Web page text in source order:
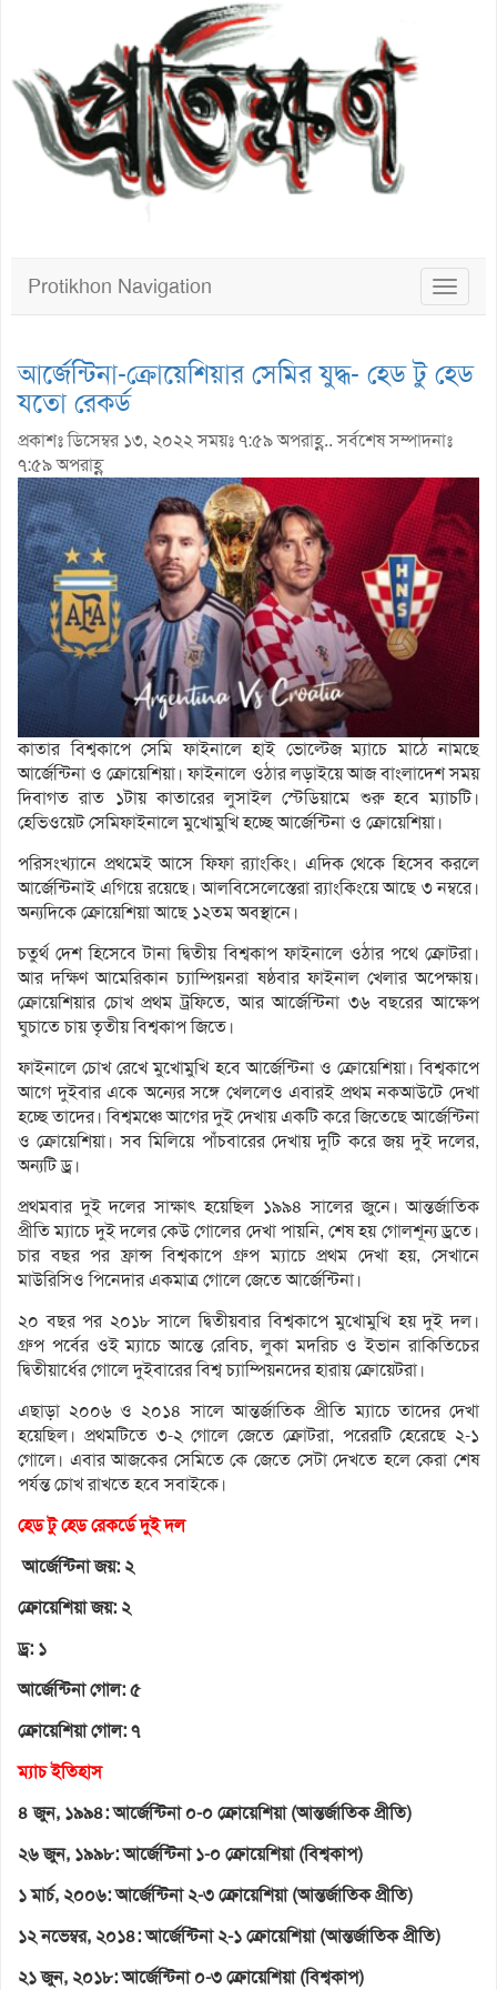
Toggle
Protikhon Navigation
আর্জেন্টিনা-ক্রোয়েশিয়ার সেমির যুদ্ধ- হেড টু হেড
যতো রেকর্ড
প্রকাশঃ ডিসেম্বর ১৩, ২০২২ সময়ঃ ৭:৫৯ অপরাহ্ণ.. সর্বশেষ সম্পাদনাঃ
৭:৫৯ অপরাহ্ণ
কাতার বিশ্বকাপে সেমি ফাইনালে হাই ভোল্টেজ ম্যাচে মাঠে নামছে
আর্জেন্টিনা ও ক্রোয়েশিয়া। ফাইনালে ওঠার লড়াইয়ে আজ বাংলাদেশ সময়
দিবাগত রাত ১টায় কাতারের লুসাইল স্টেডিয়ামে শুরু হবে ম্যাচটি।
হেভিওয়েট সেমিফাইনালে মুখোমুখি হচ্ছে আর্জেন্টিনা ও ক্রোয়েশিয়া।
পরিসংখ্যানে প্রথমেই আসে ফিফা র‍্যাংকিং। এদিক থেকে হিসেব করলে
আর্জেন্টিনাই এগিয়ে রয়েছে। আলবিসেলেস্তেরা র‍্যাংকিংয়ে আছে ৩ নম্বরে।
অন্যদিকে ক্রোয়েশিয়া আছে ১২তম অবস্থানে।
চতুর্থ দেশ হিসেবে টানা দ্বিতীয় বিশ্বকাপ ফাইনালে ওঠার পথে ক্রোটরা।
আর দক্ষিণ আমেরিকান চ্যাম্পিয়নরা ষষ্ঠবার ফাইনাল খেলার অপেক্ষায়।
ক্রোয়েশিয়ার চোখ প্রথম ট্রফিতে, আর আর্জেন্টিনা ৩৬ বছরের আক্ষেপ
ঘুচাতে চায় তৃতীয় বিশ্বকাপ জিতে।
ফাইনালে চোখ রেখে মুখোমুখি হবে আর্জেন্টিনা ও ক্রোয়েশিয়া। বিশ্বকাপে
আগে দুইবার একে অন্যের সঙ্গে খেললেও এবারই প্রথম নকআউটে দেখা
হচ্ছে তাদের। বিশ্বমঞ্চে আগের দুই দেখায় একটি করে জিতেছে আর্জেন্টিনা
ও ক্রোয়েশিয়া। সব মিলিয়ে পাঁচবারের দেখায় দুটি করে জয় দুই দলের,
অন্যটি ড্র।
প্রথমবার দুই দলের সাক্ষাৎ হয়েছিল ১৯৯৪ সালের জুনে। আন্তর্জাতিক
প্রীতি ম্যাচে দুই দলের কেউ গোলের দেখা পায়নি, শেষ হয় গোলশূন্য ড্রতে।
চার বছর পর ফ্রান্স বিশ্বকাপে গ্রুপ ম্যাচে প্রথম দেখা হয়, সেখানে
মাউরিসিও পিনেদার একমাত্র গোলে জেতে আর্জেন্টিনা।
২০ বছর পর ২০১৮ সালে দ্বিতীয়বার বিশ্বকাপে মুখোমুখি হয় দুই দল।
গ্রুপ পর্বের ওই ম্যাচে আন্তে রেবিচ, লুকা মদরিচ ও ইভান রাকিতিচের
দ্বিতীয়ার্ধের গোলে দুইবারের বিশ্ব চ্যাম্পিয়নদের হারায় ক্রোয়েটরা।
এছাড়া ২০০৬ ও ২০১৪ সালে আন্তর্জাতিক প্রীতি ম্যাচে তাদের দেখা
হয়েছিল। প্রথমটিতে ৩-২ গোলে জেতে ক্রোটরা, পরেরটি হেরেছে ২-১
গোলে। এবার আজকের সেমিতে কে জেতে সেটা দেখতে হলে কেরা শেষ
পর্যন্ত চোখ রাখতে হবে সবাইকে।
হেড টু হেড রেকর্ডে দুই দল
আর্জেন্টিনা জয়: ২
ক্রোয়েশিয়া জয়: ২
ড্র: ১
আর্জেন্টিনা গোল: ৫
ক্রোয়েশিয়া গোল: ৭
ম্যাচ ইতিহাস
৪ জুন, ১৯৯৪: আর্জেন্টিনা ০-০ ক্রোয়েশিয়া (আন্তর্জাতিক প্রীতি)
২৬ জুন, ১৯৯৮: আর্জেন্টিনা ১-০ ক্রোয়েশিয়া (বিশ্বকাপ)
১ মার্চ, ২০০৬: আর্জেন্টিনা ২-৩ ক্রোয়েশিয়া (আন্তর্জাতিক প্রীতি)
১২ নভেম্বর, ২০১৪: আর্জেন্টিনা ২-১ ক্রোয়েশিয়া (আন্তর্জাতিক প্রীতি)
২১ জুন, ২০১৮: আর্জেন্টিনা ০-৩ ক্রোয়েশিয়া (বিশ্বকাপ)